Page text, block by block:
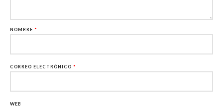
NOMBRE *
CORREO ELECTRÓNICO *
WEB